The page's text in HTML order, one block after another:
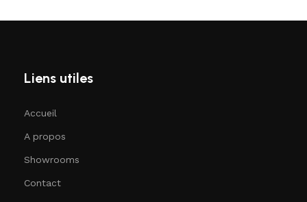
Liens utiles
Accueil
A propos
Showrooms
Contact